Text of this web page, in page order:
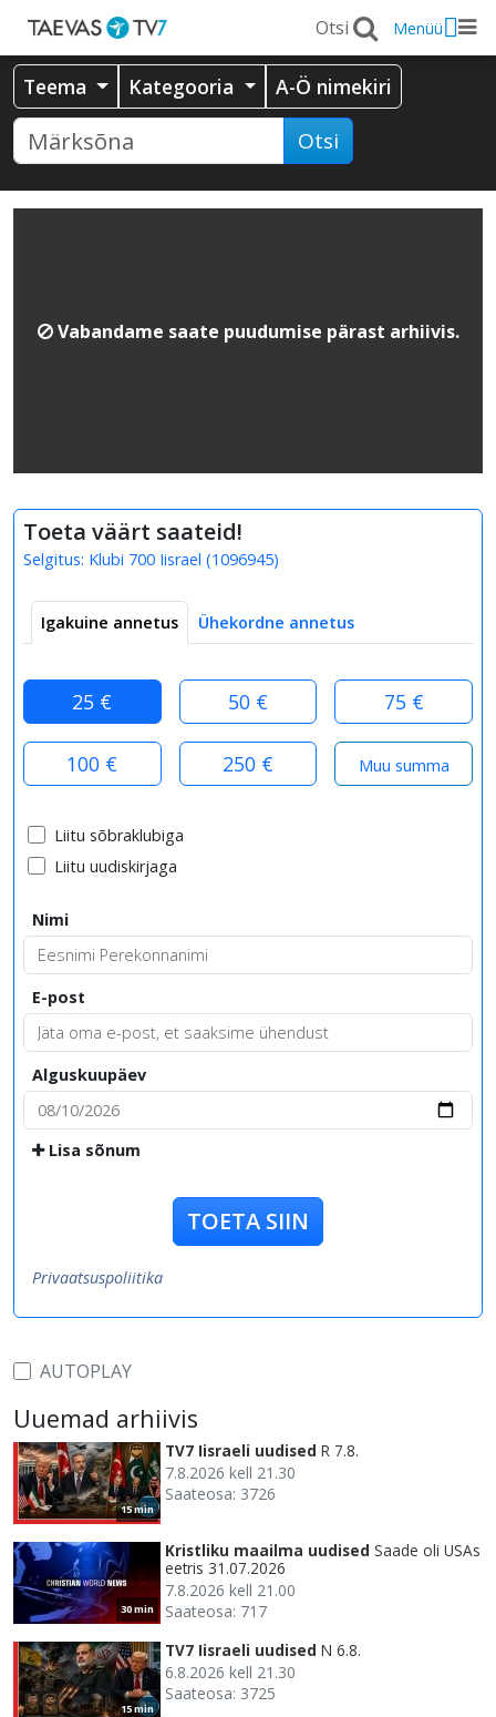
Menüü
Teema Kategooria A-Ö nimekiri
Otsi
Vabandame saate puudumise pärast arhiivis.
Toeta väärt saateid!
Selgitus: Klubi 700 Iisrael (1096945)
Igakuine annetus Ühekordne annetus
25 € 50 € 75 €
100 € 250 €
Liitu sõbraklubiga
Liitu uudiskirjaga
Nimi
E-post
Alguskuupäev
Lisa sõnum
TOETA SIIN
Privaatsuspoliitika
AUTOPLAY
Uuemad arhiivis
15 min
TV7 Iisraeli uudised R 7.8.
7.8.2026 kell 21.30
Saateosa: 3726
30 min
Kristliku maailma uudised Saade oli USAs
eetris 31.07.2026
7.8.2026 kell 21.00
Saateosa: 717
15 min
TV7 Iisraeli uudised N 6.8.
6.8.2026 kell 21.30
Saateosa: 3725